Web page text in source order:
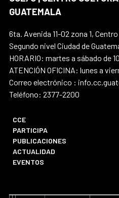
GUATEMALA
6ta. Avenida 11-02 zona 1,
Segundo nivel Ciudad de
HORARIO: martes a sábado de
ATENCIÓN OFICINA: lunes a
Correo electrónico :
Teléfono: 2377-2200
CCE
PARTICIPA
PUBLICACIONES
ACTUALIDAD
EVENTOS